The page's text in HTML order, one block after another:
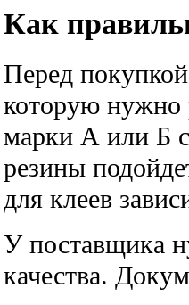
Как
Перед
которую нужно
марки А или Б
резины
для клеев
У поставщика
качества.